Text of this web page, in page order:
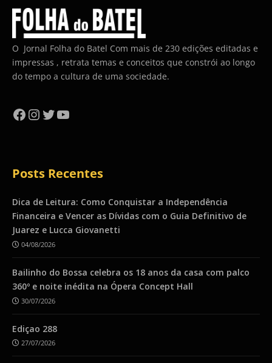
O Jornal Folha do Batel Com mais de 230 edições editadas e
impressas , retrata temas e conceitos que constrói ao longo
do tempo a cultura de uma sociedade.
Facebook
Instagram
Twitter
YouTube
Posts Recentes
Dica de Leitura: Como Conquistar a Independência
Financeira e Vencer as Dívidas com o Guia Definitivo de
Juarez e Lucca Giovanetti
04/08/2026
Bailinho do Bossa celebra os 18 anos da casa com palco
360º e noite inédita na Ópera Concept Hall
30/07/2026
Ediçao 288
27/07/2026